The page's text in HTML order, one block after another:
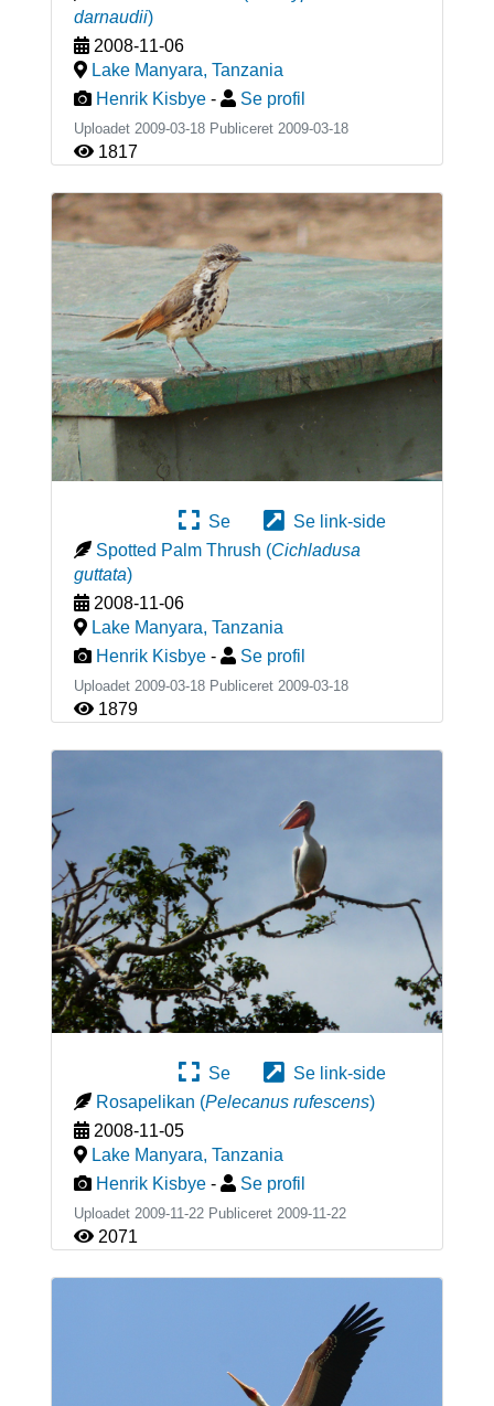
darnaudii)
2008-11-06
Lake Manyara, Tanzania
Henrik Kisbye - Se profil
Uploadet 2009-03-18 Publiceret 2009-03-18
1817
Se
Se link-side
Spotted Palm Thrush (Cichladusa
guttata)
2008-11-06
Lake Manyara, Tanzania
Henrik Kisbye - Se profil
Uploadet 2009-03-18 Publiceret 2009-03-18
1879
Se
Se link-side
Rosapelikan (Pelecanus rufescens)
2008-11-05
Lake Manyara, Tanzania
Henrik Kisbye - Se profil
Uploadet 2009-11-22 Publiceret 2009-11-22
2071